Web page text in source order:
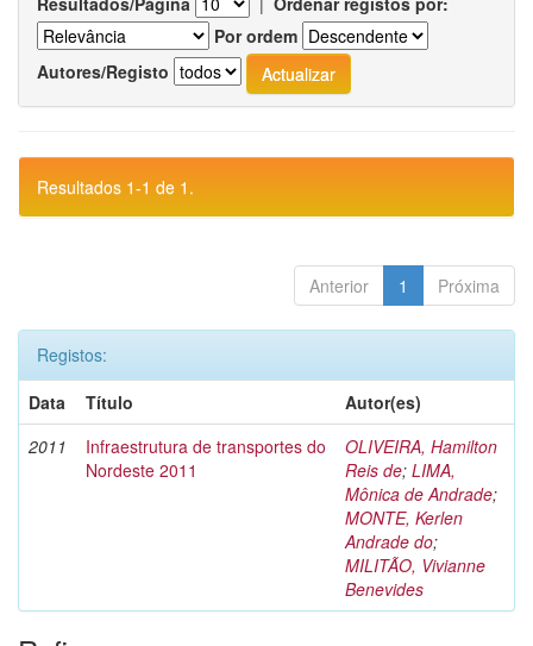
Por ordem
Autores/Registo
Resultados 1-1 de 1.
Anterior 1 Próxima
Registos:
Data
Título
Autor(es)
2011
Infraestrutura de transportes do
Nordeste 2011
OLIVEIRA, Hamilton
Reis de; LIMA,
Mônica de Andrade;
MONTE, Kerlen
Andrade do;
MILITÃO, Vivianne
Benevides